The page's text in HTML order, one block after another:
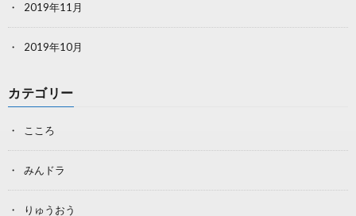
2019年11月
2019年10月
カテゴリー
こころ
みんドラ
りゅうおう